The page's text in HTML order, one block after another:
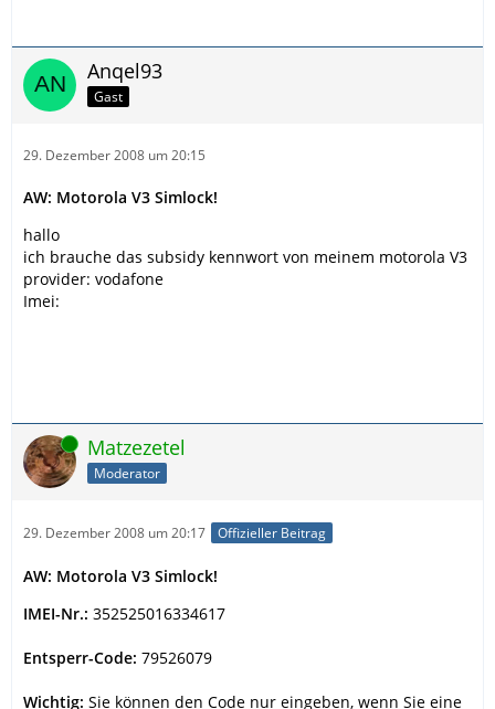
Anqel93
Gast
29. Dezember 2008 um 20:15
AW: Motorola V3 Simlock!
hallo
ich brauche das subsidy kennwort von meinem motorola V3
provider: vodafone
Imei:
Online Matzezetel
Moderator
29. Dezember 2008 um 20:17 Offizieller Beitrag
AW: Motorola V3 Simlock!
IMEI-Nr.: 352525016334617
Entsperr-Code: 79526079
Wichtig: Sie können den Code nur eingeben, wenn Sie eine